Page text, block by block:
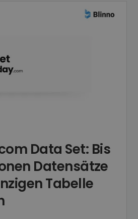
Data Set: Bis
Datensätze
Tabelle